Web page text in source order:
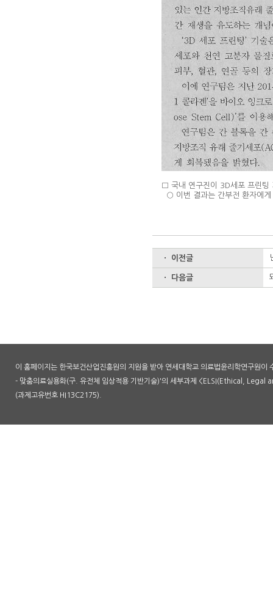
□ 국내 연구진이 3D세포 프린팅
○ 이번 결과는 간부전 환자에게
ㆍ 이전글
ㆍ 다음글
이 홈페이지는 한국보건산업진흥원의 지원을 받아 연세대학교 의료법윤리학연구원이
- 맞춤의료실용화(구. 유전체 임상적용 기반기술)'의 세부과제 <ELSI(Ethical,
(과제고유번호 HI13C2175).